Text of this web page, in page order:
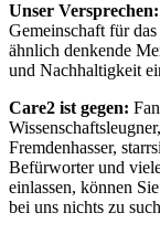
Unser Versprechen:
Gemeinschaft für
ähnlich denkende
und Nachhaltigkeit
Care2 ist gegen:
Fremdenhasser,
Befürworter und
einlassen, können
bei uns nichts zu